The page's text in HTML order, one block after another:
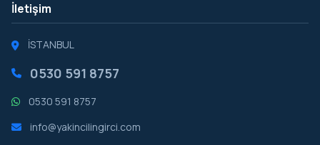
İletişim
İSTANBUL
0530 591 8757
0530 591 8757
info@yakincilingirci.com